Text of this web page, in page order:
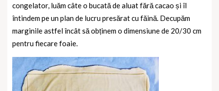
congelator, luăm câte o bucată de aluat fără cacao și îl
întindem pe un plan de lucru presărat cu făină. Decupăm
marginile astfel încât să obținem o dimensiune de 20/30 cm
pentru fiecare foaie.